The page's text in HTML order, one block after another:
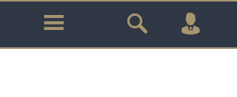
GARANTIE À VIE SUR TOUT
!!!